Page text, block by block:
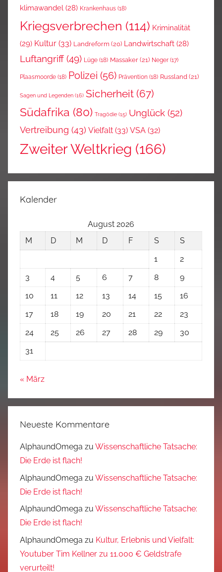
klimawandel (28) Krankenhaus (18)
Kriegsverbrechen (114) Kriminalität
(29) Kultur (33) Landreform (20) Landwirtschaft (28)
Luftangriff (49) Lüge (18) Massaker (21) Neger (17)
Plaasmoorde (18) Polizei (56) Prävention (18) Russland (21)
Sagen und Legenden (16) Sicherheit (67)
Südafrika (80) Tragödie (15) Unglück (52)
Vertreibung (43) Vielfalt (33) VSA (32)
Zweiter Weltkrieg (166)
Kalender
August 2026
M
D M D F S
S
1
2
3
4 5 6 7 8
9
10
11 12 13 14 15
16
17
18 19 20 21 22
23
24
25 26 27 28 29
30
31
« März
Neueste Kommentare
AlphaundOmega zu Wissenschaftliche Tatsache:
Die Erde ist flach!
AlphaundOmega zu Wissenschaftliche Tatsache:
Die Erde ist flach!
AlphaundOmega zu Wissenschaftliche Tatsache:
Die Erde ist flach!
AlphaundOmega zu Kultur, Erlebnis und Vielfalt:
Youtuber Tim Kellner zu 11.000 € Geldstrafe
verurteilt!